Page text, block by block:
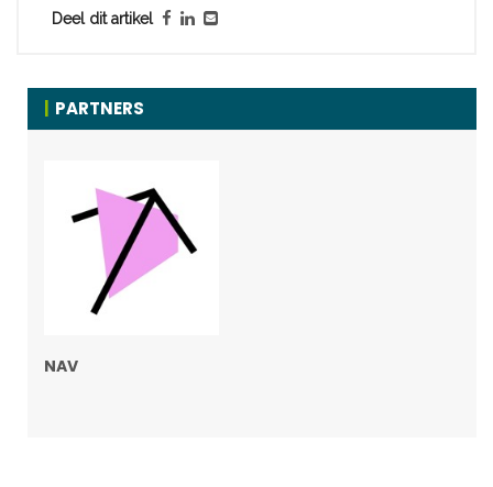
Deel dit artikel
PARTNERS
NAV